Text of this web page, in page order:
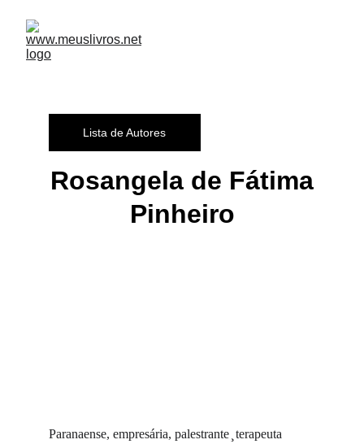
Lista de Autores
Rosangela de Fátima
Pinheiro
Paranaense, empresária, palestrante ̧ terapeuta